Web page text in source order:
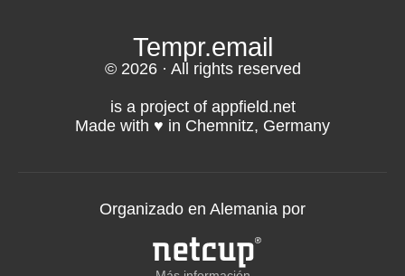
Tempr.email
© 2026 · All rights reserved
is a project of appfield.net
Made with ♥️ in Chemnitz, Germany
Organizado en Alemania por